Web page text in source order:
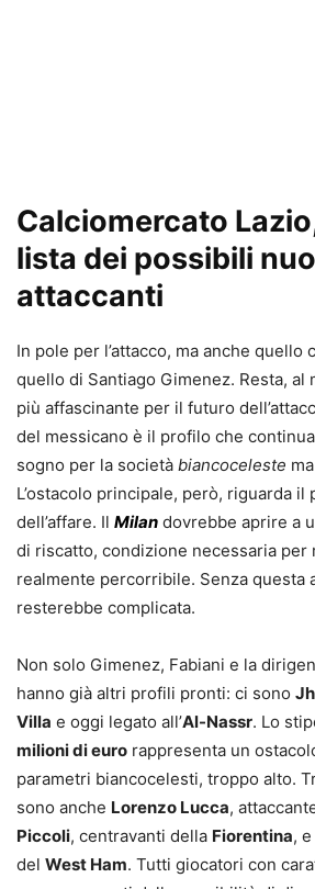
Calciomercato
lista dei possibili
attaccanti
In pole per l’attacco, ma anche quello
quello di Santiago Gimenez. Resta, al
più affascinante per il futuro
del messicano è il profilo che
sogno per la società biancoceleste
L’ostacolo principale, però, riguarda il
dell’affare. Il Milan dovrebbe aprire a
di riscatto, condizione necessaria per
realmente percorribile. Senza questa
resterebbe complicata.
Non solo Gimenez, Fabiani e la
hanno già altri profili pronti: ci sono
Villa e oggi legato all’Al-Nassr. Lo
milioni di euro rappresenta un
parametri biancocelesti, troppo alto.
sono anche Lorenzo Lucca,
Piccoli, centravanti della Fiorentina, e
del West Ham. Tutti giocatori con